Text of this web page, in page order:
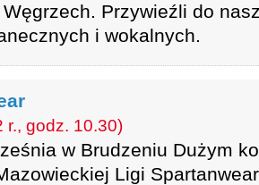
Przywieźli do
i wokalnych.
r., godz. 10.30)
w Brudzeniu Dużym
Ligi